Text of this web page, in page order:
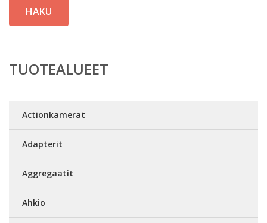
HAKU
TUOTEALUEET
Actionkamerat
Adapterit
Aggregaatit
Ahkio